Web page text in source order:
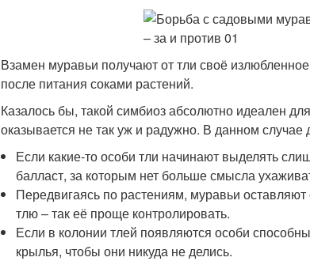
Взамен муравьи получают от тли своё
после питания соками растений.
Казалось бы, такой симбиоз абсолютно идеален
оказывается не так уж и радужно. В данном случае
Если какие-то особи тли начинают выделять
балласт, за которым нет больше смысла
Передвигаясь по растениям, муравьи
тлю – так её проще контролировать.
Если в колонии тлей появляются особи
крылья, чтобы они никуда не делись.